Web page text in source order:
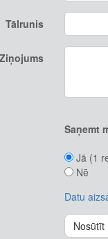
Tālrunis
Ziņojums
Saņemt
Jā (1
Nē
Datu
Nosūtīt